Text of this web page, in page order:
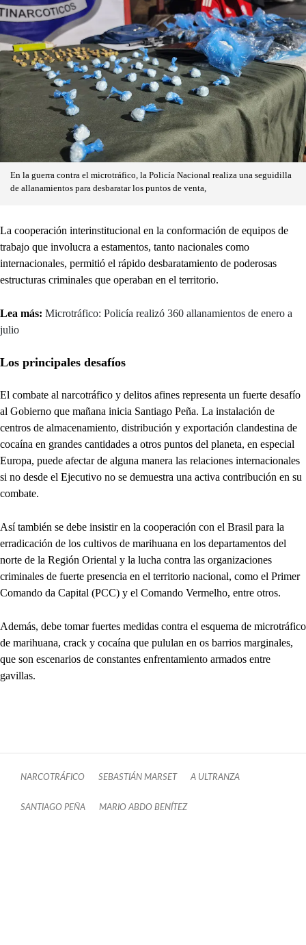
En la guerra contra el microtráfico, la Policía Nacional realiza una seguidilla
de allanamientos para desbaratar los puntos de venta,
La cooperación interinstitucional en la conformación de equipos de
trabajo que involucra a estamentos, tanto nacionales como
internacionales, permitió el rápido desbaratamiento de poderosas
estructuras criminales que operaban en el territorio.
Lea más: Microtráfico: Policía realizó 360 allanamientos de enero a
julio
Los principales desafíos
El combate al narcotráfico y delitos afines representa un fuerte desafío
al Gobierno que mañana inicia Santiago Peña. La instalación de
centros de almacenamiento, distribución y exportación clandestina de
cocaína en grandes cantidades a otros puntos del planeta, en especial
Europa, puede afectar de alguna manera las relaciones internacionales
si no desde el Ejecutivo no se demuestra una activa contribución en su
combate.
Así también se debe insistir en la cooperación con el Brasil para la
erradicación de los cultivos de marihuana en los departamentos del
norte de la Región Oriental y la lucha contra las organizaciones
criminales de fuerte presencia en el territorio nacional, como el Primer
Comando da Capital (PCC) y el Comando Vermelho, entre otros.
Además, debe tomar fuertes medidas contra el esquema de microtráfico
de marihuana, crack y cocaína que pululan en os barrios marginales,
que son escenarios de constantes enfrentamiento armados entre
gavillas.
NARCOTRÁFICO SEBASTIÁN MARSET A ULTRANZA
SANTIAGO PEÑA MARIO ABDO BENÍTEZ